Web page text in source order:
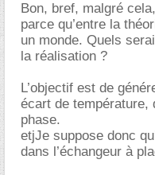
Bon, bref, malgré
parce qu’entre la
un monde. Quels
la réalisation ?
L’objectif est de
écart de température,
phase.
etjJe suppose donc
dans l’échangeur à